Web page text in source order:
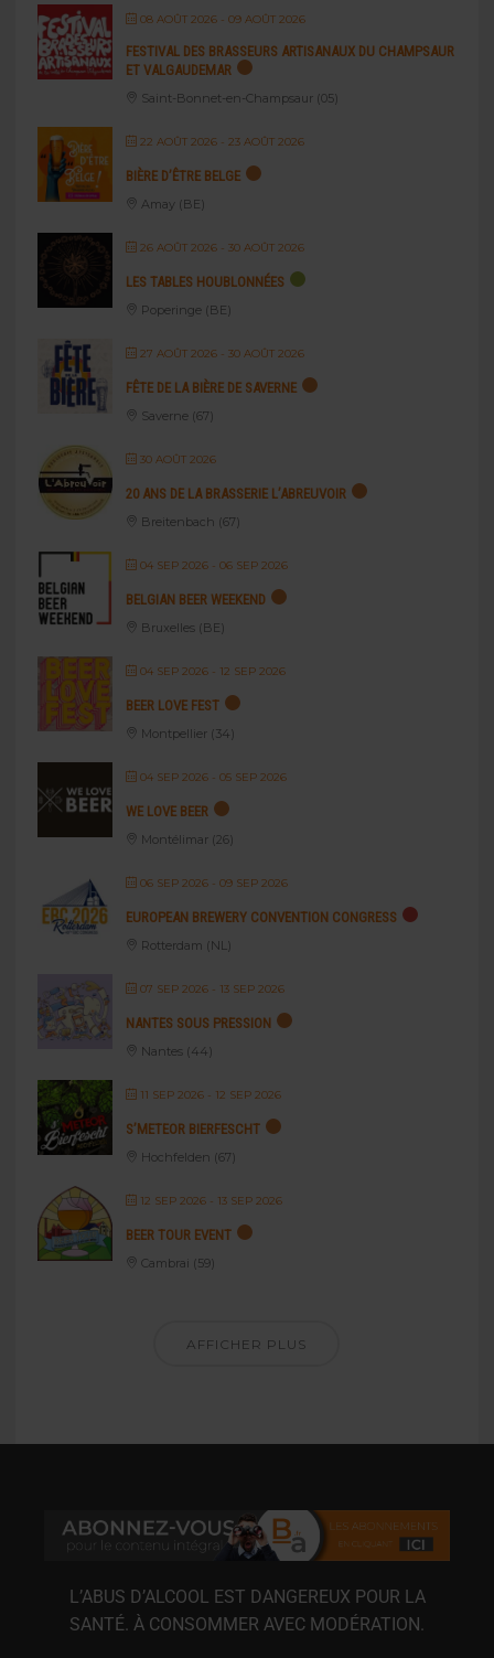
08 AOÛT 2026- 09 AOÛT 2026
FESTIVAL DES BRASSEURS ARTISANAUX DU CHAMPSAUR
ET VALGAUDEMAR
Saint-Bonnet-en-Champsaur (05)
22 AOÛT 2026- 23 AOÛT 2026
BIÈRE D’ÊTRE BELGE
Amay (BE)
26 AOÛT 2026- 30 AOÛT 2026
LES TABLES HOUBLONNÉES
Poperinge (BE)
27 AOÛT 2026- 30 AOÛT 2026
FÊTE DE LA BIÈRE DE SAVERNE
Saverne (67)
30 AOÛT 2026
20 ANS DE LA BRASSERIE L’ABREUVOIR
Breitenbach (67)
04 SEP 2026- 06 SEP 2026
BELGIAN BEER WEEKEND
Bruxelles (BE)
04 SEP 2026- 12 SEP 2026
BEER LOVE FEST
Montpellier (34)
04 SEP 2026- 05 SEP 2026
WE LOVE BEER
Montélimar (26)
06 SEP 2026- 09 SEP 2026
EUROPEAN BREWERY CONVENTION CONGRESS
Rotterdam (NL)
07 SEP 2026- 13 SEP 2026
NANTES SOUS PRESSION
Nantes (44)
11 SEP 2026- 12 SEP 2026
S’METEOR BIERFESCHT
Hochfelden (67)
12 SEP 2026- 13 SEP 2026
BEER TOUR EVENT
Cambrai (59)
AFFICHER PLUS
L’ABUS D’ALCOOL EST DANGEREUX POUR LA
SANTÉ. À CONSOMMER AVEC MODÉRATION.